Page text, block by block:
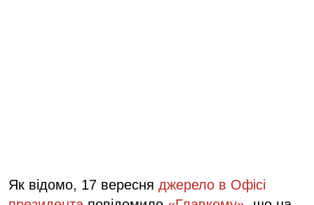
Як відомо, 17 вересня джерело в Офісі